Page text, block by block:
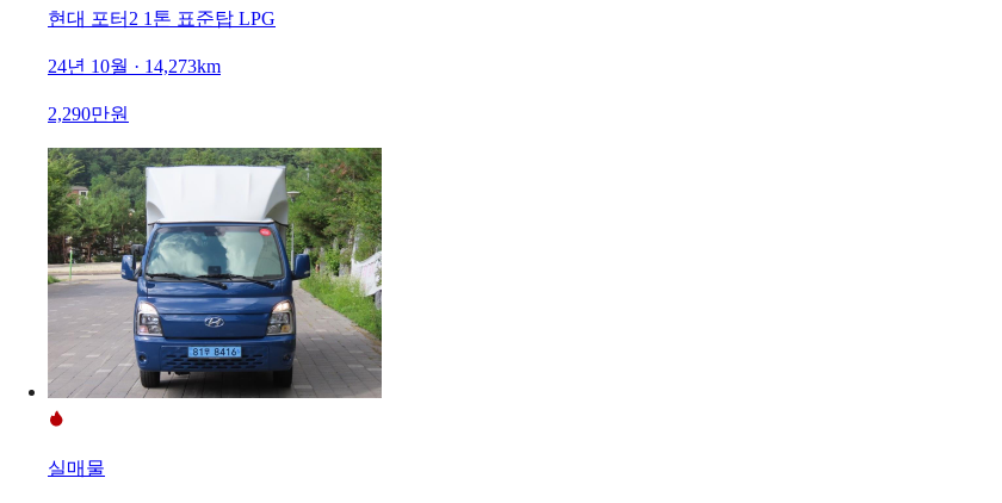
현대 포터2 1톤 표준탑 LPG
24년 10월 · 14,273km
2,290만원
실매물